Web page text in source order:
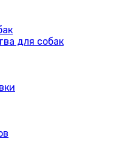
для собак